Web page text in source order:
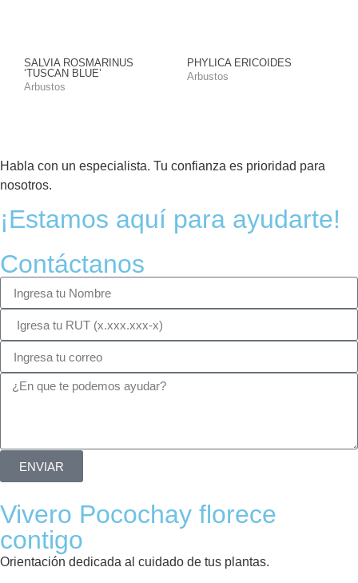
Arbustos
SALVIA ROSMARINUS
‘TUSCAN BLUE’
Arbustos
PHYLICA ERICOIDES
Habla con un especialista. Tu confianza es prioridad para
nosotros.
¡Estamos aquí para ayudarte!
Contáctanos
ENVIAR
Vivero Pocochay florece
contigo
Orientación dedicada al cuidado de tus plantas.